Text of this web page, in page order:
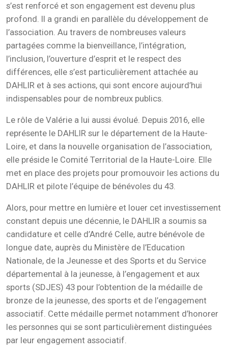
s’est renforcé et son engagement est devenu plus
profond. Il a grandi en parallèle du développement de
l’association. Au travers de nombreuses valeurs
partagées comme la bienveillance, l’intégration,
l’inclusion, l’ouverture d’esprit et le respect des
différences, elle s’est particulièrement attachée au
DAHLIR et à ses actions, qui sont encore aujourd’hui
indispensables pour de nombreux publics.
Le rôle de Valérie a lui aussi évolué. Depuis 2016, elle
représente le DAHLIR sur le département de la Haute-
Loire, et dans la nouvelle organisation de l’association,
elle préside le Comité Territorial de la Haute-Loire. Elle
met en place des projets pour promouvoir les actions du
DAHLIR et pilote l’équipe de bénévoles du 43.
Alors, pour mettre en lumière et louer cet investissement
constant depuis une décennie, le DAHLIR a soumis sa
candidature et celle d’André Celle, autre bénévole de
longue date, auprès du Ministère de l’Education
Nationale, de la Jeunesse et des Sports et du Service
départemental à la jeunesse, à l’engagement et aux
sports (SDJES) 43 pour l’obtention de la médaille de
bronze de la jeunesse, des sports et de l’engagement
associatif. Cette médaille permet notamment d’honorer
les personnes qui se sont particulièrement distinguées
par leur engagement associatif.